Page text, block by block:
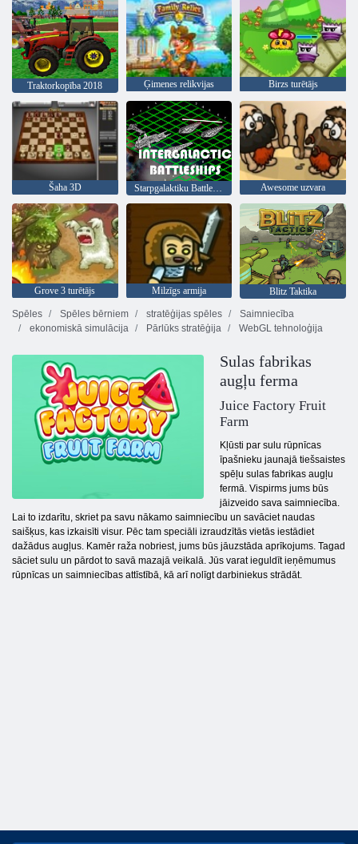
Traktorkopība 2018 Ģimenes relikvijas Birzs turētājs
Šaha 3D Starpgalaktiku Battleships Awesome uzvara
Grove 3 turētājs Milzīgs armija
Blitz Taktika
Spēles
Spēles bērniem stratēģijas spēles
Saimniecība
ekonomiskā simulācija
Pārlūks stratēģija WebGL tehnoloģija
Sulas fabrikas
augļu ferma
Juice Factory Fruit
Farm
Kļūsti par sulu rūpnīcas
īpašnieku jaunajā tiešsaistes
spēļu sulas fabrikas augļu
fermā. Vispirms jums būs
jāizveido sava saimniecība.
Lai to izdarītu, skriet pa savu nākamo saimniecību un savāciet naudas
saišķus, kas izkaisīti visur. Pēc tam speciāli izraudzītās vietās iestādiet
dažādus augļus. Kamēr raža nobriest, jums būs jāuzstāda aprīkojums. Tagad
sāciet sulu un pārdot to savā mazajā veikalā. Jūs varat ieguldīt ieņēmumus
rūpnīcas un saimniecības attīstībā, kā arī nolīgt darbiniekus strādāt.